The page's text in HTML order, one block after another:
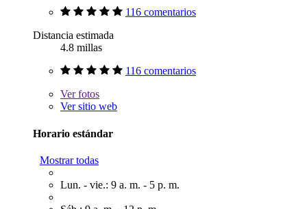
116 comentarios
Distancia estimada
4.8 millas
116 comentarios
Verfotos
Ver sitio web
Horario estándar
Mostrar todas
Lun. - vie.: 9 a. m. - 5 p. m.